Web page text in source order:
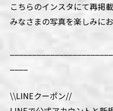
こちらのインスタにて再掲
みなさまの写真を楽しみに
\\LINEクーポン//